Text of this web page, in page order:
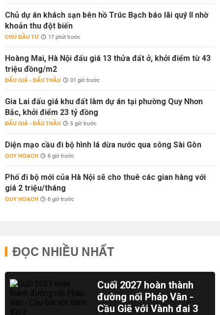
Chủ dự án khách sạn bên hồ Trúc Bạch báo lãi quý II nhờ
khoản thu đột biến
CHỦ ĐẦU TƯ 17 phút trước
Hoàng Mai, Hà Nội đấu giá 13 thửa đất ở, khởi điểm từ 43
triệu đồng/m2
ĐẤU GIÁ - ĐẤU THẦU 01 giờ trước
Gia Lai đấu giá khu đất làm dự án tại phường Quy Nhơn
Bắc, khởi điểm 23 tỷ đồng
ĐẤU GIÁ - ĐẤU THẦU 5 giờ trước
Diện mạo cầu đi bộ hình lá dừa nước qua sông Sài Gòn
QUY HOẠCH 6 giờ trước
Phố đi bộ mới của Hà Nội sẽ cho thuê các gian hàng với
giá 2 triệu/tháng
QUY HOẠCH 6 giờ trước
ĐỌC NHIỀU NHẤT
Cuối 2027 hoàn thành
đường nối Pháp Vân -
Cầu Giẽ với Vành đai 3